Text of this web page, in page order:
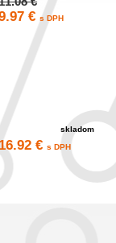
€s DPH
skladom
16.92 €s DPH